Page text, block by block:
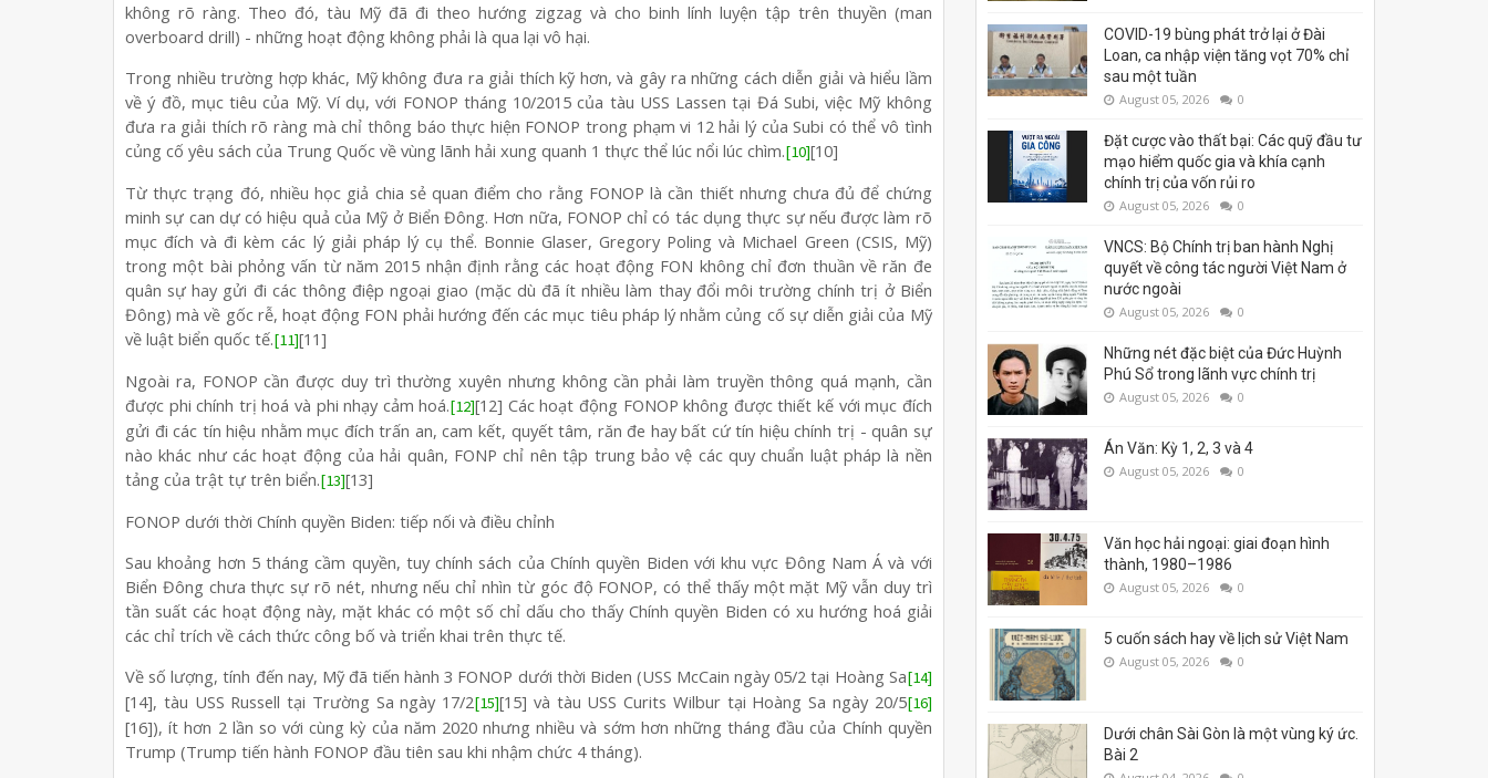
không rõ ràng. Theo đó, tàu Mỹ đã đi theo hướng zigzag và cho binh lính luyện tập trên thuyền (man
overboard drill) - những hoạt động không phải là qua lại vô hại.
Trong nhiều trường hợp khác, Mỹ không đưa ra giải thích kỹ hơn, và gây ra những cách diễn giải và hiểu lầm
về ý đồ, mục tiêu của Mỹ. Ví dụ, với FONOP tháng 10/2015 của tàu USS Lassen tại Đá Subi, việc Mỹ không
đưa ra giải thích rõ ràng mà chỉ thông báo thực hiện FONOP trong phạm vi 12 hải lý của Subi có thể vô tình
củng cố yêu sách của Trung Quốc về vùng lãnh hải xung quanh 1 thực thể lúc nổi lúc chìm.[10][10]
Từ thực trạng đó, nhiều học giả chia sẻ quan điểm cho rằng FONOP là cần thiết nhưng chưa đủ để chứng
minh sự can dự có hiệu quả của Mỹ ở Biển Đông. Hơn nữa, FONOP chỉ có tác dụng thực sự nếu được làm rõ
mục đích và đi kèm các lý giải pháp lý cụ thể. Bonnie Glaser, Gregory Poling và Michael Green (CSIS, Mỹ)
trong một bài phỏng vấn từ năm 2015 nhận định rằng các hoạt động FON không chỉ đơn thuần về răn đe
quân sự hay gửi đi các thông điệp ngoại giao (mặc dù đã ít nhiều làm thay đổi môi trường chính trị ở Biển
Đông) mà về gốc rễ, hoạt động FON phải hướng đến các mục tiêu pháp lý nhằm củng cố sự diễn giải của Mỹ
về luật biển quốc tế.[11][11]
Ngoài ra, FONOP cần được duy trì thường xuyên nhưng không cần phải làm truyền thông quá mạnh, cần
được phi chính trị hoá và phi nhạy cảm hoá.[12][12] Các hoạt động FONOP không được thiết kế với mục đích
gửi đi các tín hiệu nhằm mục đích trấn an, cam kết, quyết tâm, răn đe hay bất cứ tín hiệu chính trị - quân sự
nào khác như các hoạt động của hải quân, FONP chỉ nên tập trung bảo vệ các quy chuẩn luật pháp là nền
tảng của trật tự trên biển.[13][13]
FONOP dưới thời Chính quyền Biden: tiếp nối và điều chỉnh
Sau khoảng hơn 5 tháng cầm quyền, tuy chính sách của Chính quyền Biden với khu vực Đông Nam Á và với
Biển Đông chưa thực sự rõ nét, nhưng nếu chỉ nhìn từ góc độ FONOP, có thể thấy một mặt Mỹ vẫn duy trì
tần suất các hoạt động này, mặt khác có một số chỉ dấu cho thấy Chính quyền Biden có xu hướng hoá giải
các chỉ trích về cách thức công bố và triển khai trên thực tế.
Về số lượng, tính đến nay, Mỹ đã tiến hành 3 FONOP dưới thời Biden (USS McCain ngày 05/2 tại Hoàng Sa[14]
[14], tàu USS Russell tại Trường Sa ngày 17/2[15][15] và tàu USS Curits Wilbur tại Hoàng Sa ngày 20/5[16]
[16]), ít hơn 2 lần so với cùng kỳ của năm 2020 nhưng nhiều và sớm hơn những tháng đầu của Chính quyền
Trump (Trump tiến hành FONOP đầu tiên sau khi nhậm chức 4 tháng).
COVID-19 bùng phát trở lại ở Đài
Loan, ca nhập viện tăng vọt 70% chỉ
sau một tuần
August 05, 2026 0
Đặt cược vào thất bại: Các quỹ đầu tư
mạo hiểm quốc gia và khía cạnh
chính trị của vốn rủi ro
August 05, 2026 0
VNCS: Bộ Chính trị ban hành Nghị
quyết về công tác người Việt Nam ở
nước ngoài
August 05, 2026 0
Những nét đặc biệt của Đức Huỳnh
Phú Sổ trong lãnh vực chính trị
August 05, 2026 0
Án Văn: Kỳ 1, 2, 3 và 4
August 05, 2026 0
Văn học hải ngoại: giai đoạn hình
thành, 1980–1986
August 05, 2026 0
5 cuốn sách hay về lịch sử Việt Nam
August 05, 2026 0
Dưới chân Sài Gòn là một vùng ký ức.
Bài 2